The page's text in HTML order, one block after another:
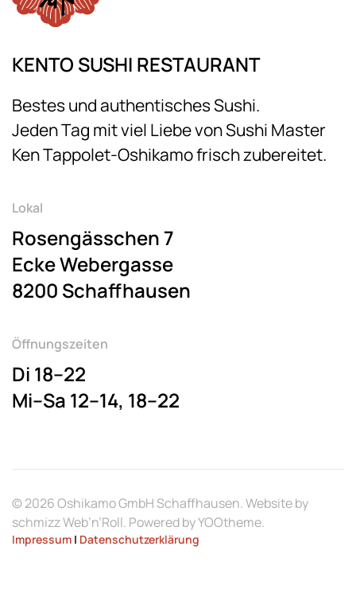
KENTO SUSHI RESTAURANT
Bestes und authentisches Sushi.
Jeden Tag mit viel Liebe von Sushi Master
Ken Tappolet-Oshikamo frisch zubereitet.
Lokal
Rosengässchen 7
Ecke Webergasse
8200 Schaffhausen
Öffnungszeiten
Di 18–22
Mi–Sa 12–14, 18–22
©2026Oshikamo GmbH Schaffhausen. Website by
schmizz Web’n’Roll. Powered byYOOtheme.
Impressum | Datenschutzerklärung